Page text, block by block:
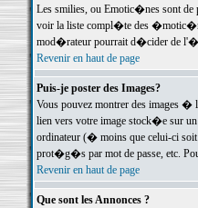
Les smilies, ou Emotic�nes sont de
voir la liste compl�te des
mod�rateur pourrait d�cider de
Revenir en haut de page
Puis-je poster des Images?
Vous pouvez montrer des images �
lien vers votre image stock�e sur
ordinateur (� moins que celui-ci
prot�g�s par mot de passe, etc.
Revenir en haut de page
Que sont les Annonces ?